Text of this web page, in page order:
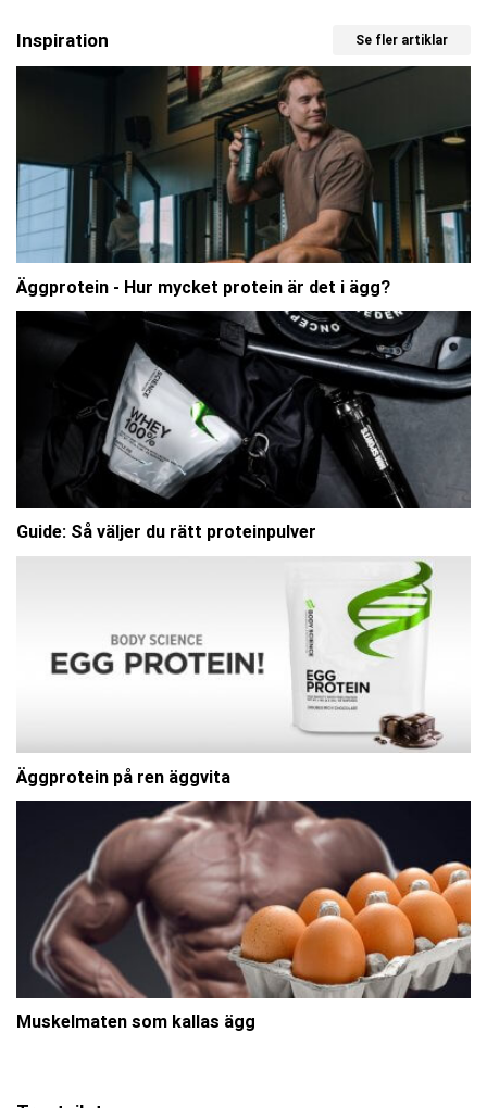
Inspiration Se fler artiklar
Äggprotein - Hur mycket protein är det i ägg?
Guide: Så väljer du rätt proteinpulver
Äggprotein på ren äggvita
Muskelmaten som kallas ägg